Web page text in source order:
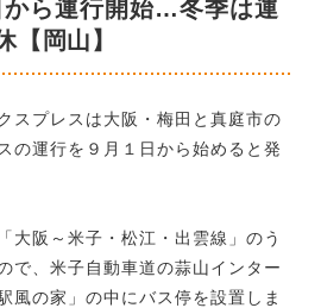
ら運行開始…冬季は運
【岡山】
スプレスは大阪・梅田と真庭市の
の運行を９月１日から始めると発
大阪～米子・松江・出雲線」のう
で、米子自動車道の蒜山インター
風の家」の中にバス停を設置しま